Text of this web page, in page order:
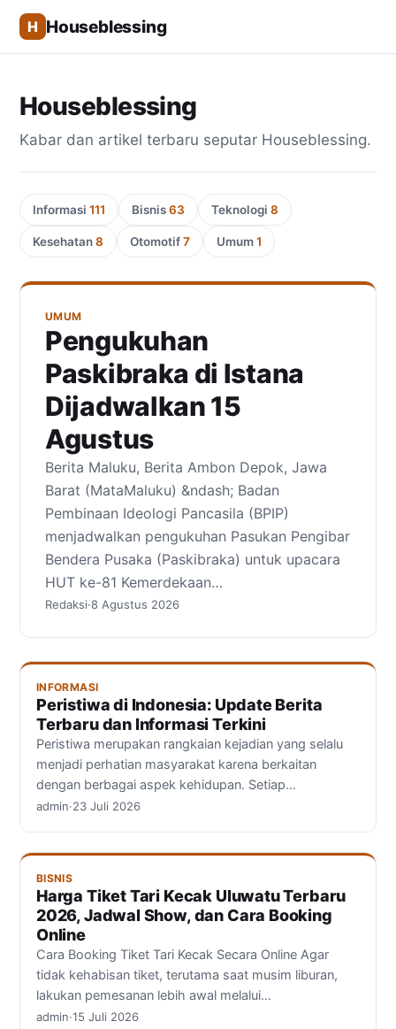
H Houseblessing
Houseblessing
Kabar dan artikel terbaru seputar Houseblessing.
Informasi 111 Bisnis63 Teknologi 8
Kesehatan8 Otomotif7 Umum1
UMUM
Pengukuhan
Paskibraka di Istana
Dijadwalkan 15
Agustus
Berita Maluku, Berita Ambon Depok, Jawa
Barat (MataMaluku) &ndash; Badan
Pembinaan Ideologi Pancasila (BPIP)
menjadwalkan pengukuhan Pasukan Pengibar
Bendera Pusaka (Paskibraka) untuk upacara
HUT ke-81 Kemerdekaan…
Redaksi·8 Agustus 2026
INFORMASI
Peristiwa di Indonesia: Update Berita
Terbaru dan Informasi Terkini
Peristiwa merupakan rangkaian kejadian yang selalu
menjadi perhatian masyarakat karena berkaitan
dengan berbagai aspek kehidupan. Setiap…
admin·23 Juli 2026
BISNIS
Harga Tiket Tari Kecak Uluwatu Terbaru
2026, Jadwal Show, dan Cara Booking
Online
Cara Booking Tiket Tari Kecak Secara Online Agar
tidak kehabisan tiket, terutama saat musim liburan,
lakukan pemesanan lebih awal melalui…
admin·15 Juli 2026